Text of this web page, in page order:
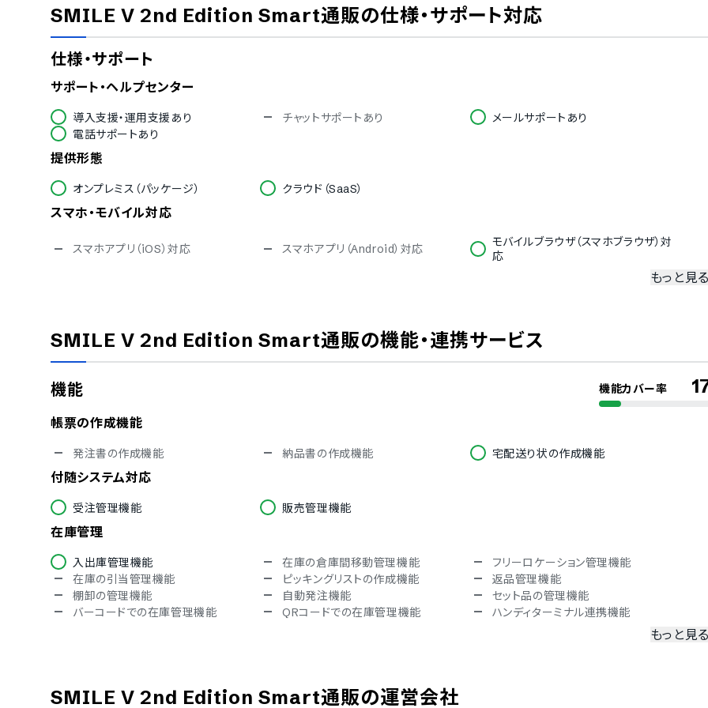
SMILE V 2nd Edition Smart通販の仕様・サポート対応
仕様・サポート
サポート・ヘルプセンター
導入支援・運用支援あり チャットサポートあり
メールサポートあり
電話サポートあり
提供形態
オンプレミス（パッケージ） クラウド（SaaS）
スマホ・モバイル対応
スマホアプリ（iOS）対応 スマホアプリ（Android）対応
モバイルブラウザ（スマホブラウザ）対
応
シングルサインオン
対応言語
中国語
ロシア語
もっと見
SMILE V 2nd Edition Smart通販の機能・連携サービス
機能 機能カバー率
帳票の作成機能
発注書の作成機能 納品書の作成機能 宅配送り状の作成機能
付随システム対応
受注管理機能 販売管理機能
在庫管理
入出庫管理機能 在庫の倉庫間移動管理機能
フリーロケーション管理機能
在庫の引当管理機能
ピッキングリストの作成機能
返品管理機能
棚卸の管理機能
自動発注機能
セット品の管理機能
バーコードでの在庫管理機能
QRコードでの在庫管理機能 ハンディターミナル連携機能
もっと見
SMILE V 2nd Edition Smart通販の運営会社